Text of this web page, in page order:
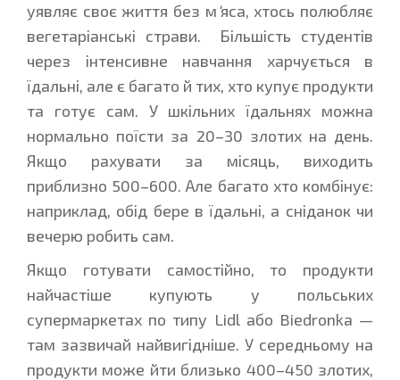
уявляє своє життя без м‘яса, хтось полюбляє
вегетаріанські страви. Більшість студентів
через інтенсивне навчання харчується в
їдальні, але є багато й тих, хто купує продукти
та готує сам. У шкільних їдальнях можна
нормально поїсти за 20–30 злотих на день.
Якщо рахувати за місяць, виходить
приблизно 500–600. Але багато хто комбінує:
наприклад, обід бере в їдальні, а сніданок чи
вечерю робить сам.
Якщо готувати самостійно, то продукти
найчастіше купують у польських
супермаркетах по типу Lidl або Biedronka —
там зазвичай найвигідніше. У середньому на
продукти може йти близько 400–450 злотих,